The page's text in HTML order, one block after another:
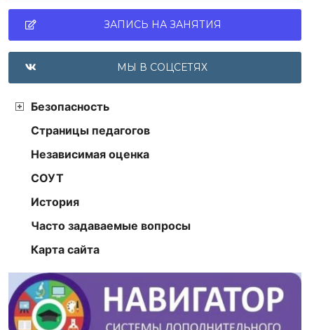
ЗАПИСЬ НА ЗАНЯТИЯ
МЫ В СОЦСЕТЯХ
Безопасность
Страницы педагогов
Независимая оценка
СОУТ
История
Часто задаваемые вопросы
Карта сайта